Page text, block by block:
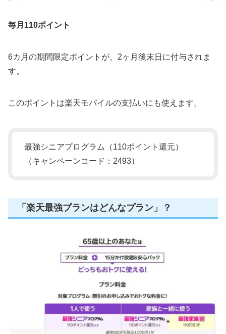
毎月110ポイント
6カ月の期間限定ポイントが、2ヶ月後末日に付与されま
す。
このポイントは楽天モバイルの支払いにも使えます。
最強シニアプログラム（110ポイント還元）
（キャンペーンコード：2493）
「楽天最強プランはどんなプラン」？